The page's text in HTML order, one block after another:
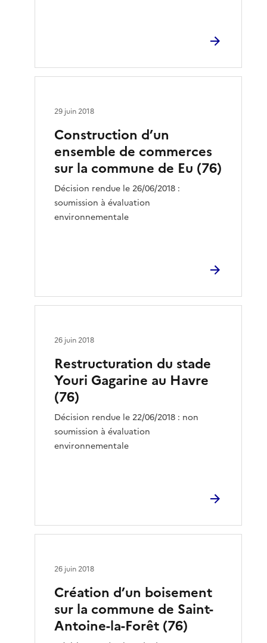
Construction d’un
ensemble de commerces
sur la commune de Eu (76)
Décision rendue le 26/06/2018 :
soumission à évaluation
environnementale
29 juin 2018
Restructuration du stade
Youri Gagarine au Havre
(76)
Décision rendue le 22/06/2018 : non
soumission à évaluation
environnementale
26 juin 2018
Création d’un boisement
sur la commune de Saint-
Antoine-la-Forêt (76)
26 juin 2018